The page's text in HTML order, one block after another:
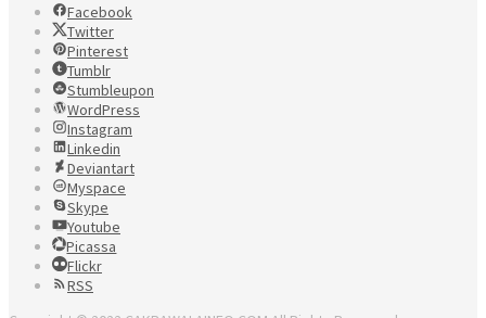
Facebook
Twitter
Pinterest
Tumblr
Stumbleupon
WordPress
Instagram
Linkedin
Deviantart
Myspace
Skype
Youtube
Picassa
Flickr
RSS